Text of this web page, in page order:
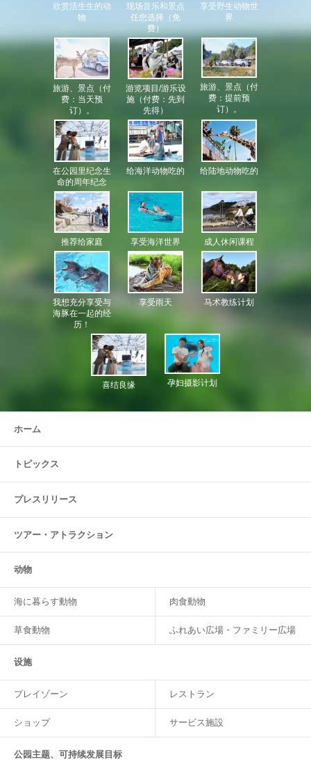
欣赏活生生的动
物
现场音乐和景点
任您选择（免
费）
享受野生动物世
界
旅游、景点（付
费：当天预
订）。
游览项目/游乐设
施（付费：先到
先得）
旅游、景点（付
费：提前预
订）。
在公园里纪念生
命的周年纪念
给海洋动物吃的 给陆地动物吃的
推荐给家庭 享受海洋世界 成人休闲课程
我想充分享受与
海豚在一起的经
历！
享受雨天 马术教练计划
喜结良缘 孕妇摄影计划
ホーム
トピックス
プレスリリース
ツアー・ アトラクション
动物
海に暮らす動物 肉食動物
草食動物 ふれあい広場・ファミリー広場
设施
プレイゾーン レストラン
ショップ サービス施設
公园主题、可持续发展目标